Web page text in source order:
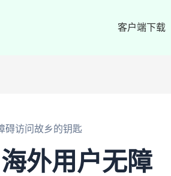
客户端下载
碍访问故乡的钥匙
外用户无障